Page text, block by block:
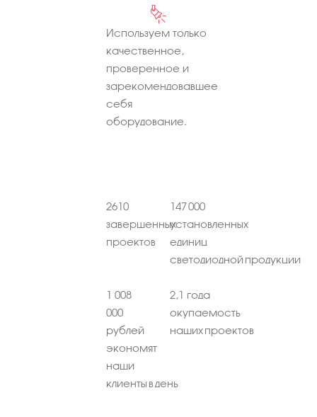
Используем только
качественное,
проверенное и
зарекомендовавшее
себя
оборудование.
2610
завершенных
проектов
147 000
установленных
единиц
светодиодной продукции
1 008
000
рублей
экономят
наши
клиенты в день
2,1 года
окупаемость
наших проектов